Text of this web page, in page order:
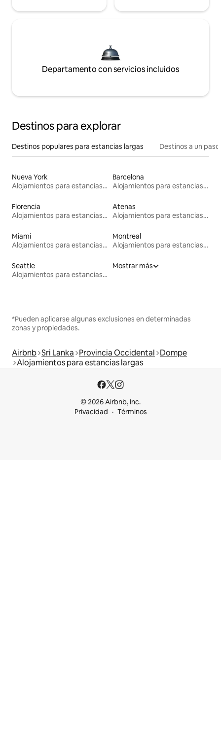
Departamento con servicios incluidos
Destinos para explorar
Destinos populares para estancias largas Destinos a un
Nueva York
Alojamientos para estancias largas
Barcelona
Alojamientos para estancias largas
Florencia
Alojamientos para estancias largas
Atenas
Alojamientos para estancias largas
Miami
Alojamientos para estancias largas
Montreal
Alojamientos para estancias largas
Seattle
Alojamientos para estancias largas
Mostrar más
*Pueden aplicarse algunas exclusiones en determinadas
zonas y propiedades.
Airbnb Sri Lanka Provincia Occidental Dompe
Alojamientos para estancias largas
© 2026 Airbnb, Inc.
Privacidad
Términos